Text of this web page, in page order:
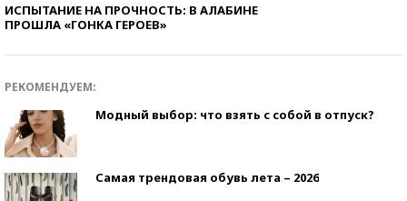
ИСПЫТАНИЕ НА ПРОЧНОСТЬ: В АЛАБИНЕ
ПРОШЛА «ГОНКА ГЕРОЕВ»
РЕКОМЕНДУЕМ:
Модный выбор: что взять с собой в отпуск?
Самая трендовая обувь лета – 2026